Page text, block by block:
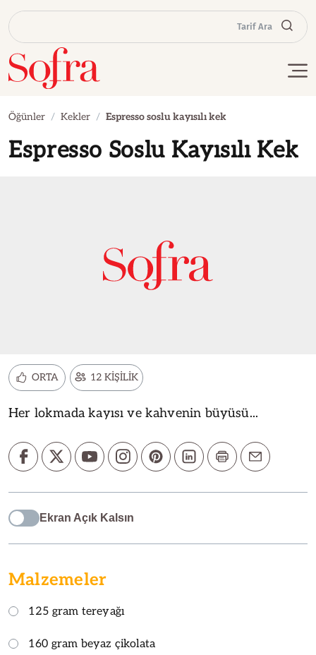
Tarif Ara
Öğünler Kekler Espresso soslu kayısılı kek
Espresso Soslu Kayısılı Kek
ORTA 12 KİŞİLİK
Her lokmada kayısı ve kahvenin büyüsü...
Ekran Açık Kalsın
Malzemeler
125 gram tereyağı
160 gram beyaz çikolata